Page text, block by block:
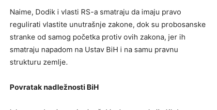
Naime, Dodik i vlasti RS-a smatraju da imaju pravo
regulirati vlastite unutrašnje zakone, dok su probosanske
stranke od samog početka protiv ovih zakona, jer ih
smatraju napadom na Ustav BiH i na samu pravnu
strukturu zemlje.
Povratak nadležnosti BiH